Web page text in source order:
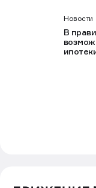
Новости
В